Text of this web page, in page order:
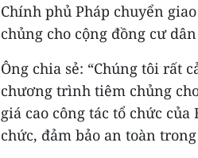
Chính phủ Pháp chuyển
chủng cho cộng đồng cư
Ông chia sẻ: “Chúng tôi rất
chương trình tiêm chủng
giá cao công tác tổ chức
chức, đảm bảo an toàn